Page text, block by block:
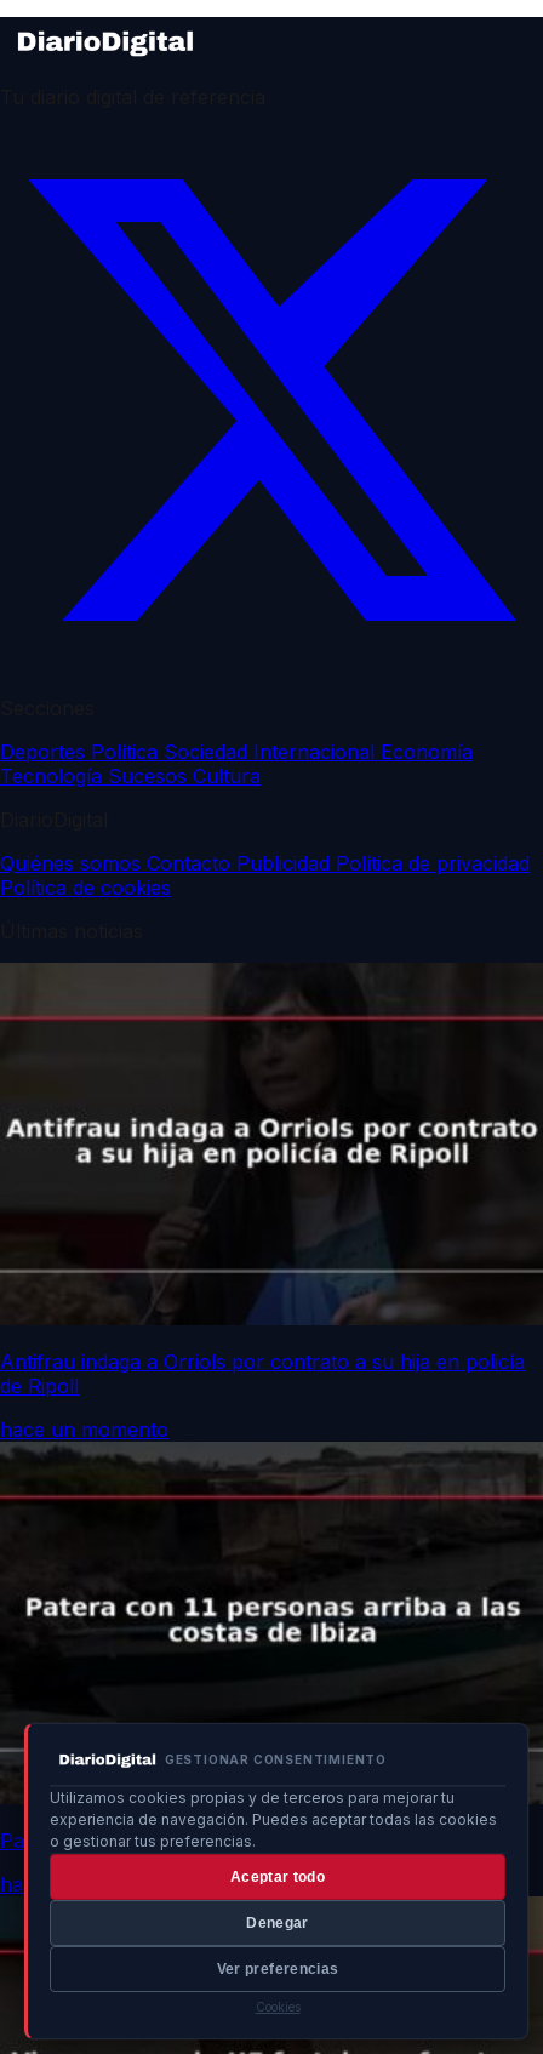
GESTIONAR CONSENTIMIENTO
Utilizamos cookies propias y de terceros para mejorar tu
experiencia de navegación. Puedes aceptar todas las cookies
o gestionar tus preferencias.
Aceptar todo
Denegar
Ver preferencias
Cookies
Deportes Política Sociedad Internacional Economía
Tecnología Sucesos Cultura
Quiénes somos Contacto Publicidad Política de privacidad
Política de cookies
Antifrau indaga a Orriols por contrato a su hija en policía
de Ripoll
hace un momento
Patera con 11 personas arriba a las costas de Ibiza
hace un momento